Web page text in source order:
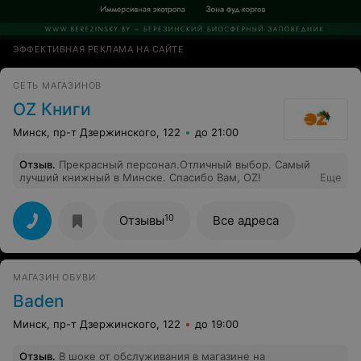
ЭФФЕКТИВНАЯ РЕКЛАМА НА САЙТЕ
СЕТЬ МАГАЗИНОВ
OZ Книги
Минск, пр-т Дзержинского, 122 до 21:00
Отзыв. Прекрасный персонал.Отличный выбор. Самый
лучший книжный в Минске. Спасибо Вам, OZ!
Еще
Отзывы10 Все адреса
МАГАЗИН ОБУВИ
Baden
Минск, пр-т Дзержинского, 122 до 19:00
Отзыв. В шоке от обслуживания в магазине на